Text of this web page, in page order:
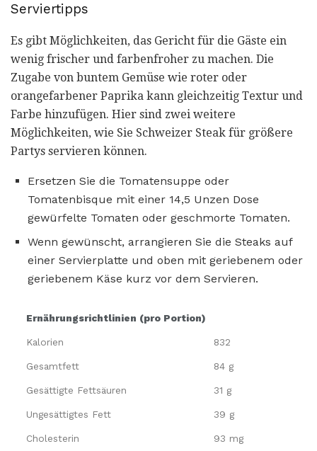
Serviertipps
Es gibt Möglichkeiten, das Gericht für die Gäste ein
wenig frischer und farbenfroher zu machen. Die
Zugabe von buntem Gemüse wie roter oder
orangefarbener Paprika kann gleichzeitig Textur und
Farbe hinzufügen. Hier sind zwei weitere
Möglichkeiten, wie Sie Schweizer Steak für größere
Partys servieren können.
Ersetzen Sie die Tomatensuppe oder
Tomatenbisque mit einer 14,5 Unzen Dose
gewürfelte Tomaten oder geschmorte Tomaten.
Wenn gewünscht, arrangieren Sie die Steaks auf
einer Servierplatte und oben mit geriebenem oder
geriebenem Käse kurz vor dem Servieren.
Ernährungsrichtlinien (pro Portion)
Kalorien 832
Gesamtfett 84 g
Gesättigte Fettsäuren 31 g
Ungesättigtes Fett 39 g
Cholesterin 93 mg